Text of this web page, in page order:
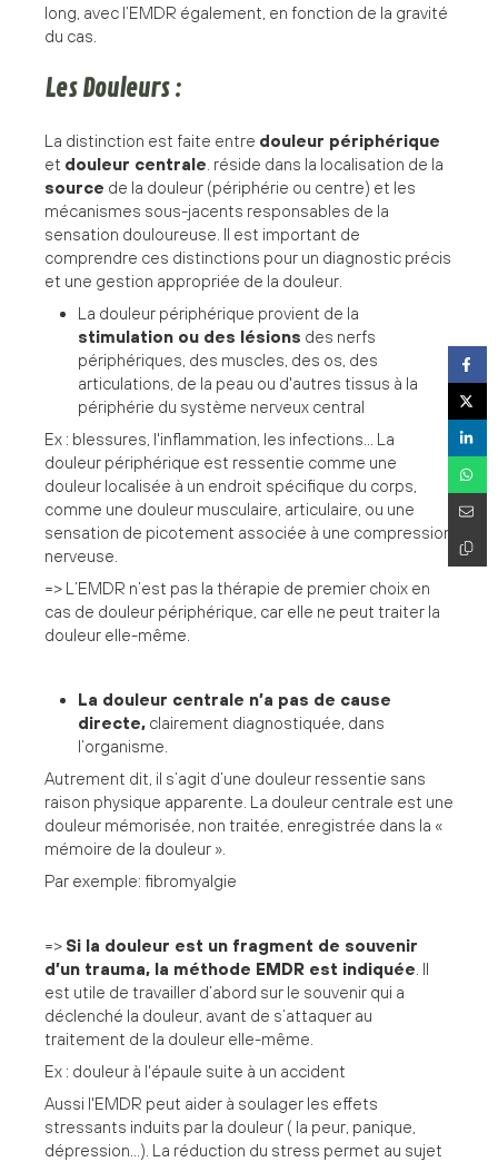
long, avec l’EMDR également, en fonction de la gravité
du cas.
Les Douleurs :
La distinction est faite entre douleur périphérique
et douleur centrale . réside dans la localisation de la
source de la douleur (périphérie ou centre) et les
mécanismes sous-jacents responsables de la
sensation douloureuse. Il est important de
comprendre ces distinctions pour un diagnostic précis
et une gestion appropriée de la douleur.
La douleur périphérique provient de la
stimulation ou des lésions des nerfs
périphériques, des muscles, des os, des
articulations, de la peau ou d'autres tissus à la
périphérie du système nerveux central
Ex : blessures, l'inflammation, les infections... La
douleur périphérique est ressentie comme une
douleur localisée à un endroit spécifique du corps,
comme une douleur musculaire, articulaire, ou une
sensation de picotement associée à une compression
nerveuse.
=> L’EMDR n’est pas la thérapie de premier choix en
cas de douleur périphérique, car elle ne peut traiter la
douleur elle-même.
La douleur centrale n’a pas de cause
directe, clairement diagnostiquée, dans
l’organisme.
Autrement dit, il s’agit d’une douleur ressentie sans
raison physique apparente. La douleur centrale est une
douleur mémorisée, non traitée, enregistrée dans la «
mémoire de la douleur ».
Par exemple: fibromyalgie
=> Si la douleur est un fragment de souvenir
d’un trauma, la méthode EMDR est indiquée . Il
est utile de travailler d’abord sur le souvenir qui a
déclenché la douleur, avant de s’attaquer au
traitement de la douleur elle-même.
Ex : douleur à l'épaule suite à un accident
Aussi l'EMDR peut aider à soulager les effets
stressants induits par la douleur ( la peur, panique,
dépression...). La réduction du stress permet au sujet